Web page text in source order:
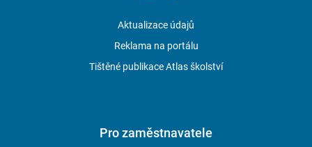
Aktualizace údajů
Reklama na portálu
Tištěné publikace Atlas školství
Pro zaměstnavatele